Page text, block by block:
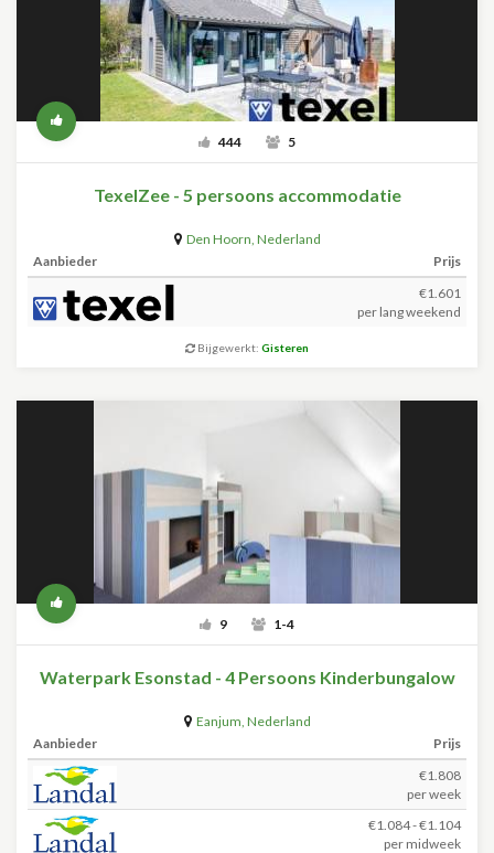
444 5
TexelZee - 5 persoons accommodatie
Den Hoorn, Nederland
Aanbieder
Prijs
€1.601
per lang weekend
Bijgewerkt: Gisteren
9 1-4
Waterpark Esonstad - 4 Persoons Kinderbungalow
Eanjum, Nederland
Aanbieder
Prijs
€1.808
per week
€1.084 - €1.104
per midweek